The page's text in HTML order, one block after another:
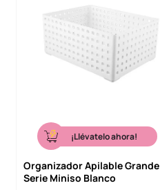
¡Llévatelo ahora!
Organizador Apilable Grande
Serie Miniso Blanco